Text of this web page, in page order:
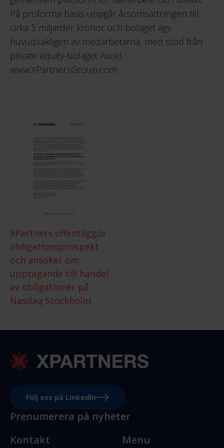
På proforma-basis uppgår årsomsättningen till
cirka 5 miljarder kronor och bolaget ägs
huvudsakligen av medarbetarna, med stöd från
private equity-bolaget Axcel.
www.XPartnersGroup.com
XPartners offentliggör
obligationsprospekt
och ansöker om
upptagande till handel
av obligationer på
Nasdaq Stockholm
Följ oss på LinkedIn
Prenumerera på nyheter
Kontakt
Menu